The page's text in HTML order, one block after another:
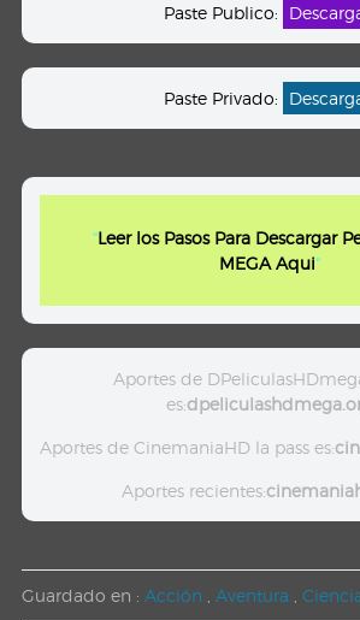
Paste Publico:
Paste Privado:
"Leer los Pasos Para Descargar
MEGA Aqui"
Aportes de
es:
Aportes de CinemaniaHD la pass es:
Aportes recientes:
Guardado en : Acción Aventura